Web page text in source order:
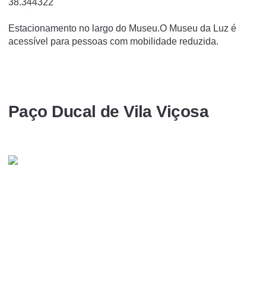
Estacionamento no largo do Museu.O Museu da Luz é
acessível para pessoas com mobilidade reduzida.
Paço Ducal de Vila Viçosa